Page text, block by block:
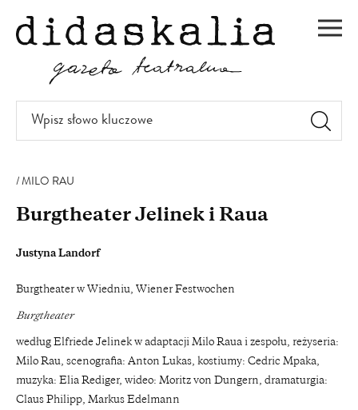
DO
TREŚCI
Wpisz
słowo
MILO RAU
Burgtheater Jelinek i Raua
Justyna Landorf
Burgtheater w Wiedniu, Wiener Festwochen
Burgtheater
według Elfriede Jelinek w adaptacji Milo Raua i zespołu, reżyseria:
Milo Rau, scenografia: Anton Lukas, kostiumy: Cedric Mpaka,
muzyka: Elia Rediger, wideo: Moritz von Dungern, dramaturgia:
Claus Philipp, Markus Edelmann